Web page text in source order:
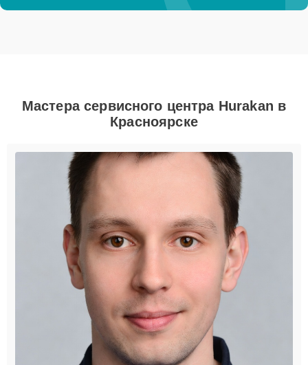
Мастера сервисного центра Hurakan в
Красноярске